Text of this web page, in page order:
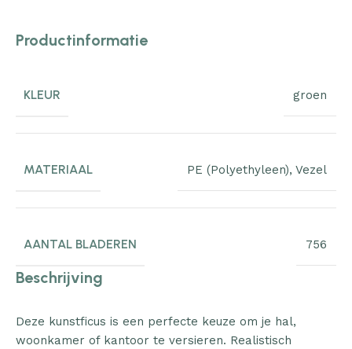
Productinformatie
KLEUR groen
MATERIAAL PE (Polyethyleen), Vezel
AANTAL BLADEREN 756
Beschrijving
Deze kunstficus is een perfecte keuze om je hal,
woonkamer of kantoor te versieren. Realistisch